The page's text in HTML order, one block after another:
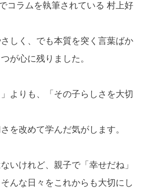
コラムを執筆されている 村上好
しく、でも本質を突く言葉ばか
が心に残りました。
」よりも、「その子らしさを大切
を改めて学んだ気がします。
いけれど、親子で「幸せだね」
んな日々をこれからも大切にし